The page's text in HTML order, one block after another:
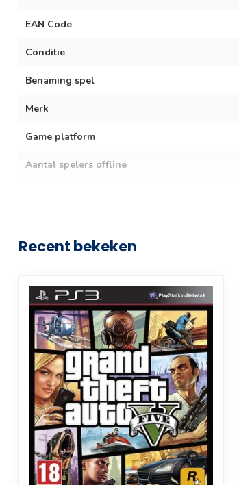
EAN Code
Conditie
Benaming spel
Merk
Game platform
Aantal spelers offline
Online co-op
Recent bekeken